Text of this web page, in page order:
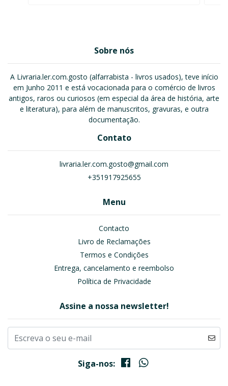
Sobre nós
A Livraria.ler.com.gosto (alfarrabista - livros usados), teve início
em Junho 2011 e está vocacionada para o comércio de livros
antigos, raros ou curiosos (em especial da área de história, arte
e literatura), para além de manuscritos, gravuras, e outra
documentação.
Contato
livraria.ler.com.gosto@gmail.com
+351917925655
Menu
Contacto
Livro de Reclamações
Termos e Condições
Entrega, cancelamento e reembolso
Política de Privacidade
Assine a nossa newsletter!
Siga-nos: